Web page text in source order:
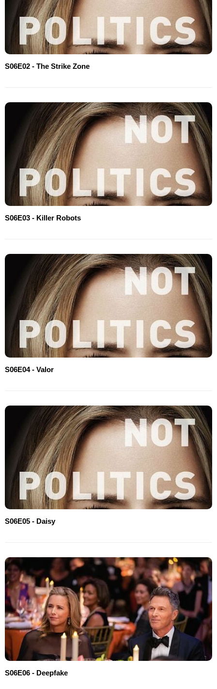
S06E02 - The Strike Zone
S06E03 - Killer Robots
S06E04 - Valor
S06E05 - Daisy
S06E06 - Deepfake